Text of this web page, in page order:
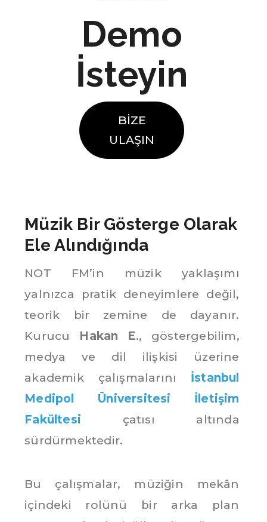
Demo
İsteyin
BİZE
ULAŞIN
Müzik Bir Gösterge Olarak
Ele Alındığında
NOT FM’in müzik yaklaşımı
yalnızca pratik deneyimlere değil,
teorik bir zemine de dayanır.
Kurucu Hakan E., göstergebilim,
medya ve dil ilişkisi üzerine
akademik çalışmalarını İstanbul
Medipol Üniversitesi İletişim
Fakültesi çatısı altında
sürdürmektedir.
Bu çalışmalar, müziğin mekân
içindeki rolünü bir arka plan